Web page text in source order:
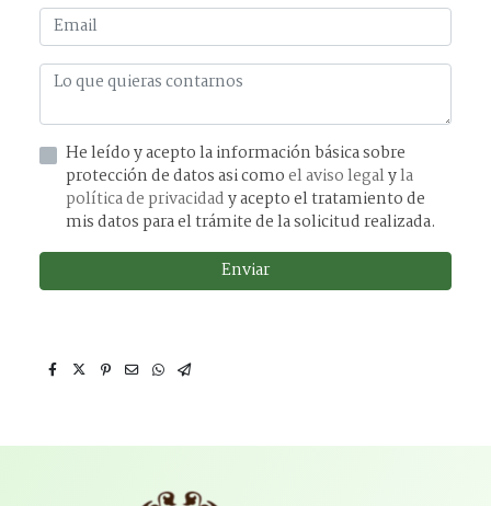
He leído y acepto la información básica sobre
protección de datos asi comoel aviso legalyla
política de privacidady acepto el tratamiento de
mis datos para el trámite de la solicitud realizada.
Enviar